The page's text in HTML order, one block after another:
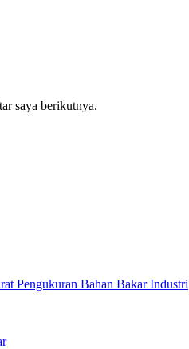
saya berikutnya.
Pengukuran Bahan Bakar Industri